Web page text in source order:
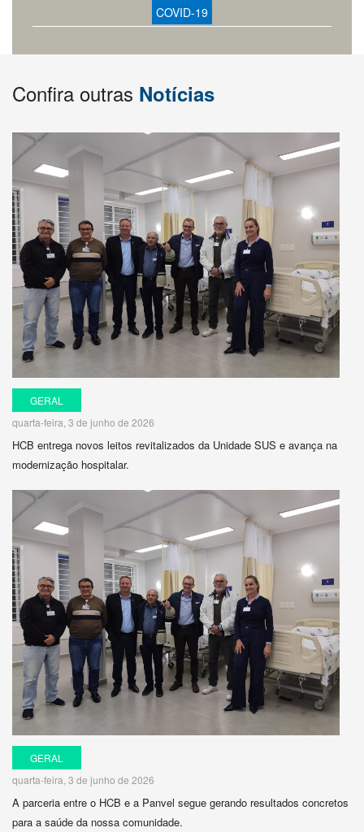
COVID-19
Confira outras Notícias
GERAL
quarta-feira, 3 de junho de 2026
HCB entrega novos leitos revitalizados da Unidade SUS e avança na
modernização hospitalar.
GERAL
quarta-feira, 3 de junho de 2026
A parceria entre o HCB e a Panvel segue gerando resultados concretos
para a saúde da nossa comunidade.